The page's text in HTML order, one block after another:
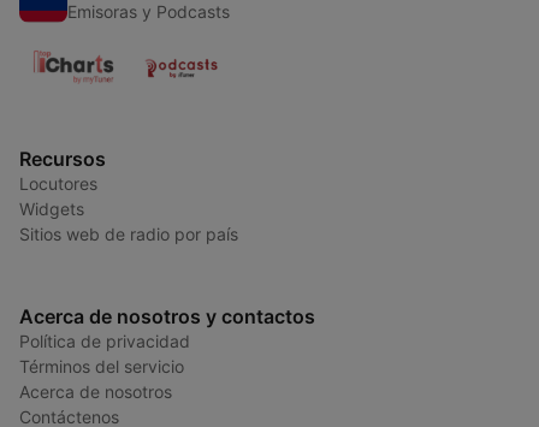
Emisoras y Podcasts
Recursos
Locutores
Widgets
Sitios web de radio por país
Acerca de nosotros y contactos
Política de privacidad
Términos del servicio
Acerca de nosotros
Contáctenos